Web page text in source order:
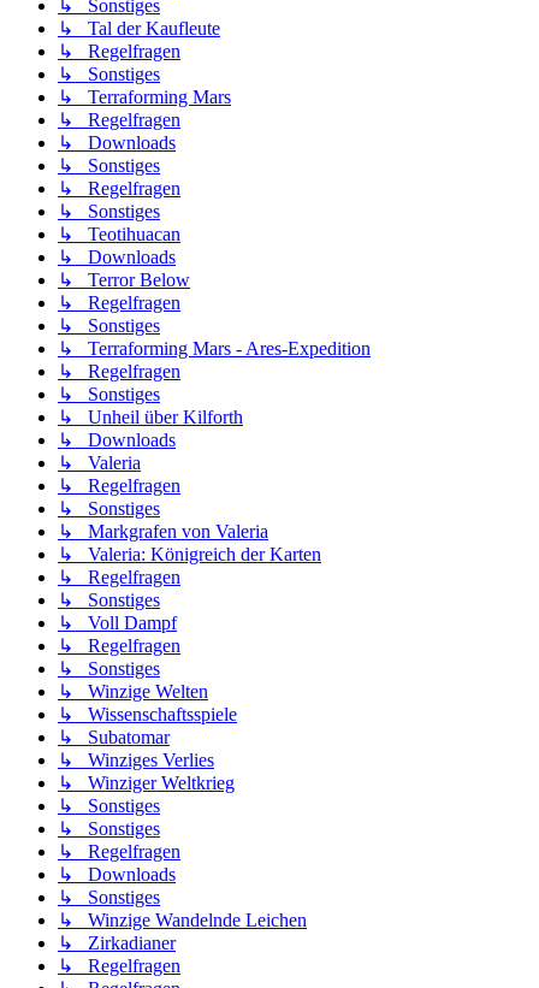
↳ Sonstiges
↳ Tal der Kaufleute
↳ Regelfragen
↳ Sonstiges
↳ Terraforming Mars
↳ Regelfragen
↳ Downloads
↳ Sonstiges
↳ Regelfragen
↳ Sonstiges
↳ Teotihuacan
↳ Downloads
↳ Terror Below
↳ Regelfragen
↳ Sonstiges
↳ Terraforming Mars - Ares-Expedition
↳ Regelfragen
↳ Sonstiges
↳ Unheil über Kilforth
↳ Downloads
↳ Valeria
↳ Regelfragen
↳ Sonstiges
↳ Markgrafen von Valeria
↳ Valeria: Königreich der Karten
↳ Regelfragen
↳ Sonstiges
↳ Voll Dampf
↳ Regelfragen
↳ Sonstiges
↳ Winzige Welten
↳ Wissenschaftsspiele
↳ Subatomar
↳ Winziges Verlies
↳ Winziger Weltkrieg
↳ Sonstiges
↳ Sonstiges
↳ Regelfragen
↳ Downloads
↳ Sonstiges
↳ Winzige Wandelnde Leichen
↳ Zirkadianer
↳ Regelfragen